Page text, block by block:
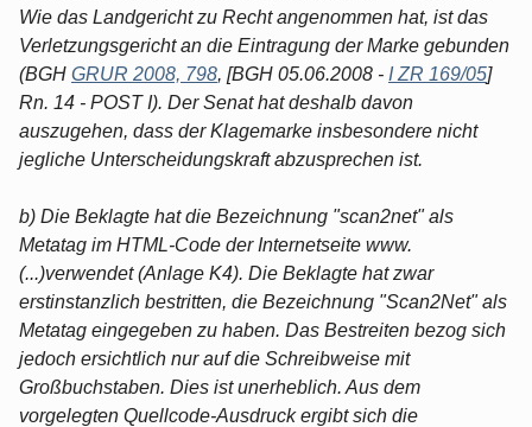
Wie das Landgericht zu Recht angenommen hat, ist das
Verletzungsgericht an die Eintragung der Marke gebunden
(BGH GRUR 2008, 798, [BGH 05.06.2008 - I ZR 169/05]
Rn. 14 - POST I). Der Senat hat deshalb davon
auszugehen, dass der Klagemarke insbesondere nicht
jegliche Unterscheidungskraft abzusprechen ist.
b) Die Beklagte hat die Bezeichnung "scan2net" als
Metatag im HTML-Code der Internetseite www.
(...)verwendet (Anlage K4). Die Beklagte hat zwar
erstinstanzlich bestritten, die Bezeichnung "Scan2Net" als
Metatag eingegeben zu haben. Das Bestreiten bezog sich
jedoch ersichtlich nur auf die Schreibweise mit
Großbuchstaben. Dies ist unerheblich. Aus dem
vorgelegten Quellcode-Ausdruck ergibt sich die